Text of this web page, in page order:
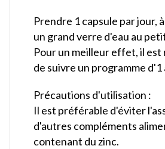
Prendre 1 capsule par jour,
un grand verre d'eau au
Pour un meilleur effet, il est
de suivre un programme d'1
Précautions d'utilisation :
Il est préférable d'éviter
d'autres compléments
contenant du zinc.